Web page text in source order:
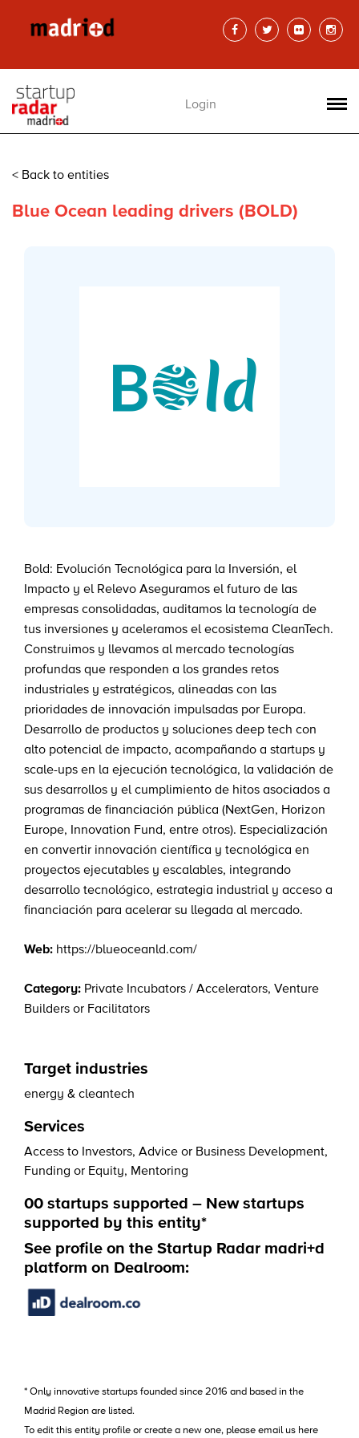
Login
< Back to entities
Blue Ocean leading drivers (BOLD)
Bold: Evolución Tecnológica para la Inversión, el
Impacto y el Relevo Aseguramos el futuro de las
empresas consolidadas, auditamos la tecnología de
tus inversiones y aceleramos el ecosistema CleanTech.
Construimos y llevamos al mercado tecnologías
profundas que responden a los grandes retos
industriales y estratégicos, alineadas con las
prioridades de innovación impulsadas por Europa.
Desarrollo de productos y soluciones deep tech con
alto potencial de impacto, acompañando a startups y
scale-ups en la ejecución tecnológica, la validación de
sus desarrollos y el cumplimiento de hitos asociados a
programas de financiación pública (NextGen, Horizon
Europe, Innovation Fund, entre otros). Especialización
en convertir innovación científica y tecnológica en
proyectos ejecutables y escalables, integrando
desarrollo tecnológico, estrategia industrial y acceso a
financiación para acelerar su llegada al mercado.
Web: https://blueoceanld.com/
Category: Private Incubators / Accelerators, Venture
Builders or Facilitators
Target industries
energy & cleantech
Services
Access to Investors, Advice or Business Development,
Funding or Equity, Mentoring
00 startups supported – New startups
supported by this entity*
See profile on the Startup Radar madri+d
platform on Dealroom:
* Only innovative startups founded since 2016 and based in the
Madrid Region are listed.
To edit this entity profile or create a new one, please email us here